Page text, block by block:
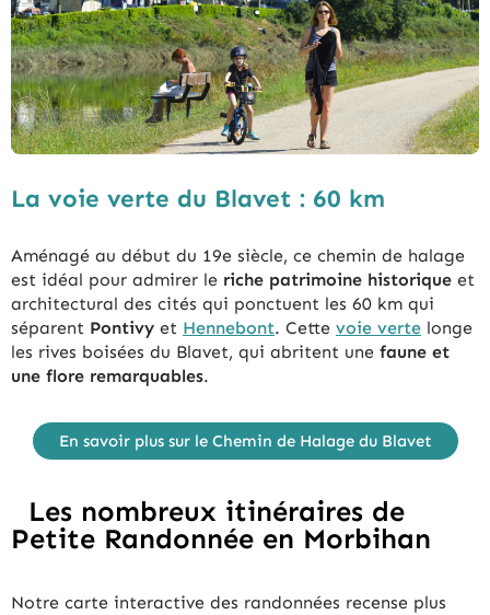
La voie verte du Blavet : 60 km
Aménagé au début du 19e siècle, ce chemin de halage
est idéal pour admirer le riche patrimoine historique et
architectural des cités qui ponctuent les 60 km qui
séparent Pontivy et Hennebont. Cette voie verte longe
les rives boisées du Blavet, qui abritent une faune et
une flore remarquables.
En savoir plus sur le Chemin de Halage du Blavet
Les nombreux itinéraires de
Petite Randonnée en Morbihan
Notre carte interactive des randonnées recense plus